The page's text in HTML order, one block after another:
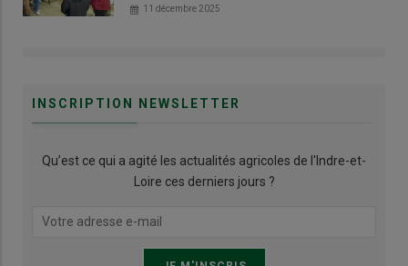
11 décembre 2025
INSCRIPTION NEWSLETTER
Qu’est ce qui a agité les actualités agricoles de l'Indre-et-
Loire ces derniers jours ?